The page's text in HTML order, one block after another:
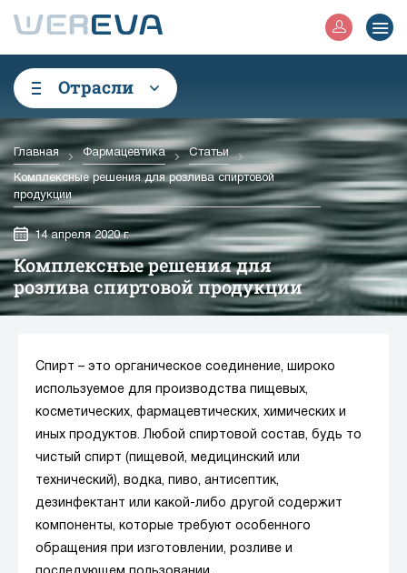
Отрасли
Главная Фармацевтика Статьи
Комплексные решения для розлива спиртовой
продукции
14 апреля 2020 г.
Комплексные решения для
розлива спиртовой продукции
Спирт – это органическое соединение, широко
используемое для производства пищевых,
косметических, фармацевтических, химических и
иных продуктов. Любой спиртовой состав, будь то
чистый спирт (пищевой, медицинский или
технический), водка, пиво, антисептик,
дезинфектант или какой-либо другой содержит
компоненты, которые требуют особенного
обращения при изготовлении, розливе и